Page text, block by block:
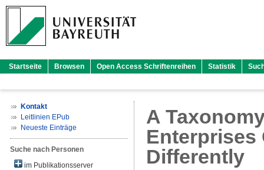
Startseite Browsen Open Access Schriftenreihen Statistik
Kontakt
Leitlinien EPub
Neueste Einträge
Suche nach Personen
im Publikationsserver
A
Enterprises
Differently